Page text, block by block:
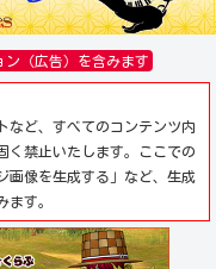
（広告）を含みます
など、すべてのコンテンツ内
く禁止いたします。ここでの
画像を生成する」など、生成
ます。